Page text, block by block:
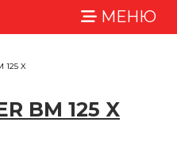
МЕНЮ
125 X
BM 125 X